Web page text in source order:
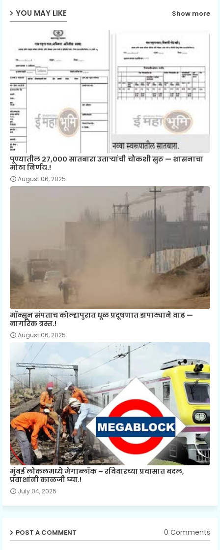
YOU MAY LIKE Show more
पुण्यातील २७,००० सातबारा उताऱ्यांची चौकशी सुरू — शासनाचा
मोठा निर्णय.!
August 06, 2025
मॉन्सून संपताच कोल्हापुरात धूळ प्रदूषणात झपाट्याने वाढ —
नागरिक त्रस्त.!
August 06, 2025
मुंबई लोकलमध्ये मेगाब्लॉक – रविवारच्या प्रवासात बदल,
प्रवाशांनी काळजी घ्या.!
July 04, 2025
POST A COMMENT 0 Comments